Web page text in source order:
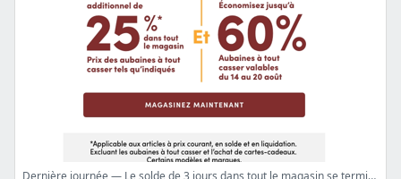
Dernière journée — Le solde de 3 jours dans tout le magasin se termine ce soir 🔥